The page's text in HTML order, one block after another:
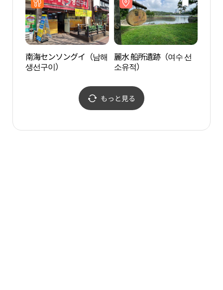
南海センソングイ（남해
생선구이）
麗水 船所遺跡（여수 선
소유적）
もっと見る